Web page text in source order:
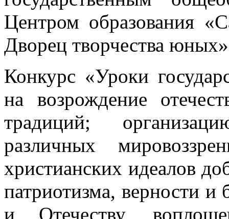
Центром образования
Дворец творчества
Конкурс «Уроки
на возрождение
традиций;
различных
христианских идеалов
патриотизма, верности
и Отечеству,